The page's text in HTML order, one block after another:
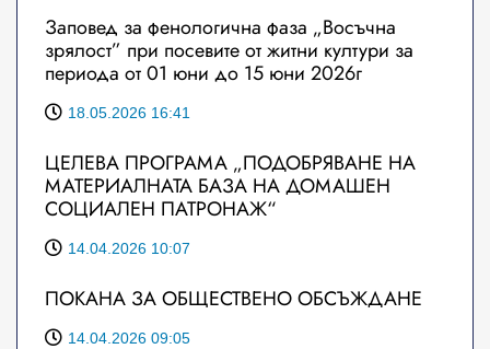
Заповед за фенологична фаза „Восъчна
зрялост” при посевите от житни култури за
периода от 01 юни до 15 юни 2026г
18.05.2026 16:41
ЦЕЛЕВА ПРОГРАМА „ПОДОБРЯВАНЕ НА
МАТЕРИАЛНАТА БАЗА НА ДОМАШЕН
СОЦИАЛЕН ПАТРОНАЖ“
14.04.2026 10:07
ПОКАНА ЗА ОБЩЕСТВЕНО ОБСЪЖДАНЕ
14.04.2026 09:05